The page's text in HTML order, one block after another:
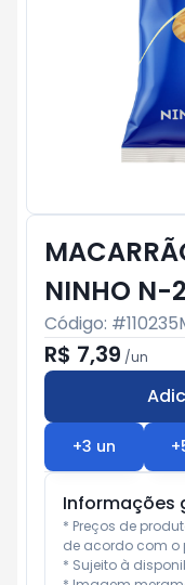
NINHO N-
Código: #110235
R$ 7,39 /un
+3 un +
Informações
* Preços de
de acordo com o
* Sujeito à